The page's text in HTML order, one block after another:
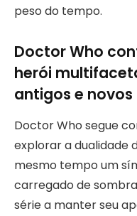
peso do tempo.
Doctor Who
herói
antigos e novos
Doctor Who segue
explorar a dualidade
mesmo tempo um
carregado de
série a manter seu